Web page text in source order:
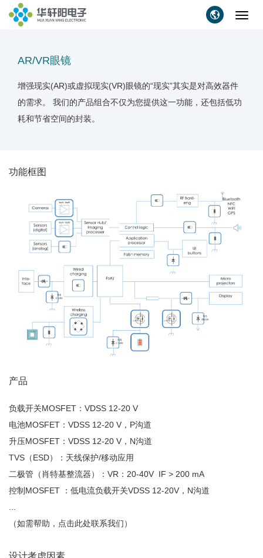
AR/VR眼镜
增强现实(AR)或虚拟现实(VR)眼镜的“现实”其实是对高效器件
的需求。 我们的产品组合不仅为您提供这一功能，还包括低功
耗和节省空间的封装。
功能框图
产品
负载开关MOSFET：VDSS 12-20 V
电池MOSFET：VDSS 12-20 V，P沟道
升压MOSFET：VDSS 12-20 V，N沟道
TVS（ESD）：天线保护/移动应用
二极管（肖特基整流器）：VR：20-40V IF > 200 mA
控制MOSFET ：低电流负载开关VDSS 12-20V，N沟道
（如需帮助，点击此处联系我们）
设计考虑因素